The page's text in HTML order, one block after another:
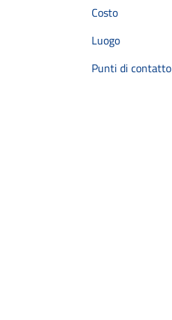
Costo
Luogo
Punti di contatto